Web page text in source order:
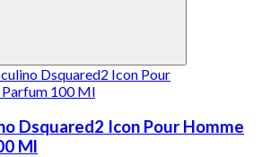
Dsquared2 Icon Pour Homme
Ml